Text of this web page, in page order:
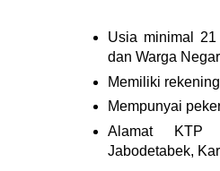
Usia minimal
dan Warga
Memiliki
Mempunyai
Alamat KTP
Jabodetabek,